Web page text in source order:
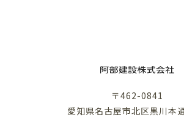
〒462-0841
愛知県名古屋市北区黒川本